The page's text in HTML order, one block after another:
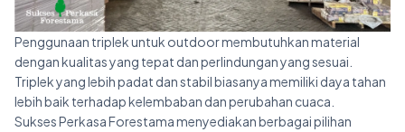
Penggunaan triplek untuk outdoor membutuhkan material
dengan kualitas yang tepat dan perlindungan yang sesuai.
Triplek yang lebih padat dan stabil biasanya memiliki daya tahan
lebih baik terhadap kelembaban dan perubahan cuaca.
Sukses Perkasa Forestama menyediakan berbagai pilihan